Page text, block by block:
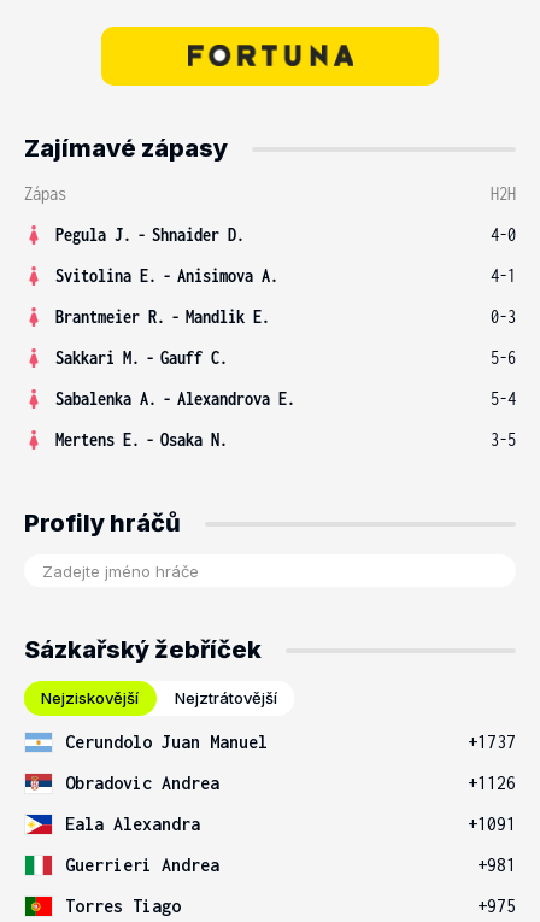
Zajímavé zápasy
Zápas
H2H
Pegula J. - Shnaider D.
4-0
Svitolina E. - Anisimova A.
4-1
Brantmeier R. - Mandlik E.
0-3
Sakkari M. - Gauff C.
5-6
Sabalenka A. - Alexandrova E.
5-4
Mertens E. - Osaka N. 3-5
Profily hráčů
Sázkařský žebříček
Nejziskovější Nejztrátovější
Cerundolo Juan Manuel
+1737
Obradovic Andrea
+1126
Eala Alexandra
+1091
Guerrieri Andrea
+981
Torres Tiago
+975